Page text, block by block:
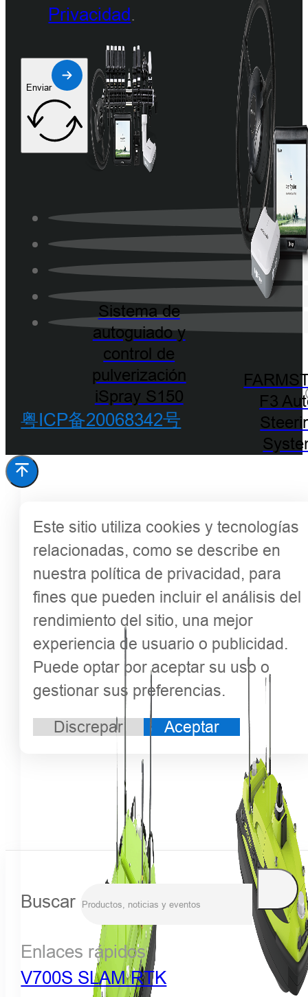
Sistema de
autoguiado y
control de
pulverización
iSpray S150
F3
Privacidad.
Enviar
粤ICP备20068342号
Este sitio utiliza cookies y tecnologías
relacionadas, como se describe en
nuestra política de privacidad, para
fines que pueden incluir el análisis del
rendimiento del sitio, una mejor
experiencia de usuario o publicidad.
Puede optar por aceptar su uso o
gestionar sus preferencias.
Discrepar Aceptar
Buscar
Enlaces rápidos
V700S SLAM RTK